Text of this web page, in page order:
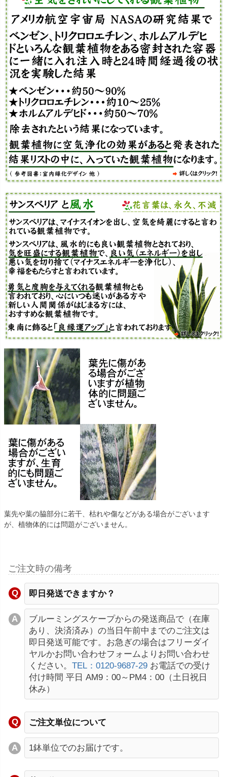
葉先や葉の脇部分に若干、枯れや傷などがある場合がございます
が、植物体的には問題がございません。
ご注文時の備考
即日発送できますか？
ブルーミングスケープからの発送商品で（在庫
あり、決済済み）の当日午前中までのご注文は
即日発送可能です。お急ぎの場合はフリーダイ
ヤルかお問い合わせフォームよりお問い合わせ
ください。 TEL：0120-9687-29 お電話での受け
付け時間 平日 AM9：00～PM4：00（土日祝日
休み）
ご注文単位について
1鉢単位でのお届けです。